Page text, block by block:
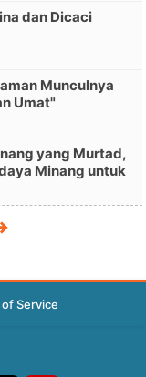
dan Dicaci
Munculnya
Umat"
yang Murtad,
Minang untuk
of Service